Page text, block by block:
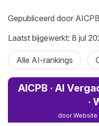
Gepubliceerd door
Laatst bijgewerkt: 8 jul
Alle AI-rankings
AICPB · AI
·
door